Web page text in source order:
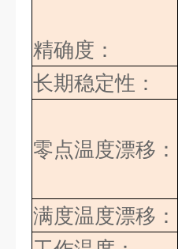
精确度：
长期稳定性：
零点温度漂移：
满度温度漂移：